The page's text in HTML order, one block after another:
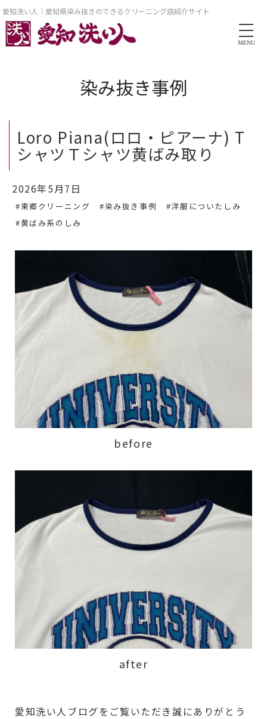
愛知洗い人｜愛知県染み抜きのできるクリーニング店紹介サイト
MENU
染み抜き事例
Loro Piana(ロロ・ピアーナ) T
シャツＴシャツ黄ばみ取り
2026年5月7日
#東郷クリーニング #染み抜き事例
#洋服についたしみ
#黄ばみ系のしみ
before
after
愛知洗い人ブログをご覧いただき誠にありがとう